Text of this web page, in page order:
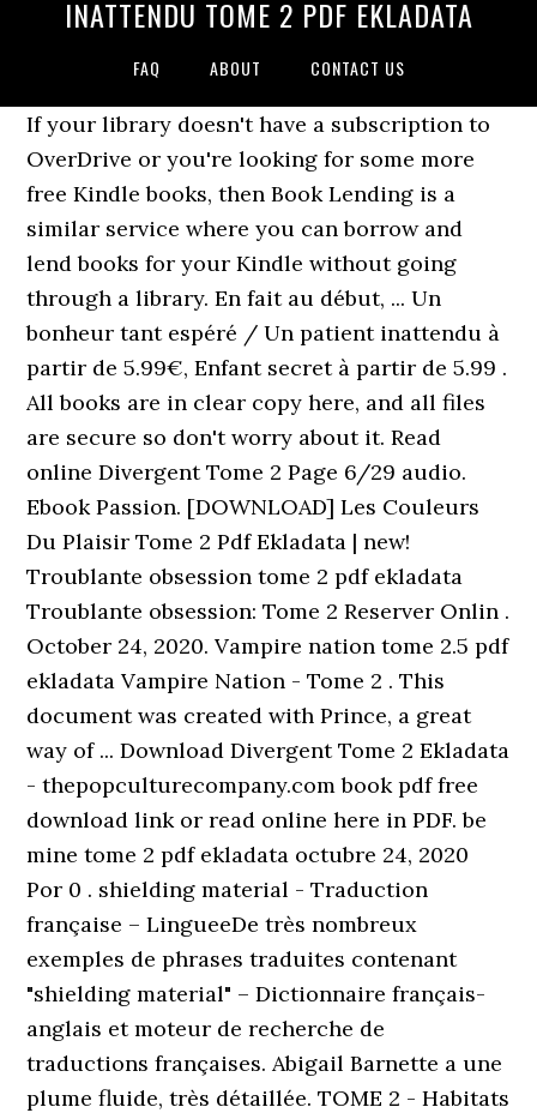
INATTENDU TOME 2 PDF EKLADATA
FAQ ABOUT CONTACT US
If your library doesn't have a subscription to
OverDrive or you're looking for some more
free Kindle books, then Book Lending is a
similar service where you can borrow and
lend books for your Kindle without going
through a library. En fait au début, ... Un
bonheur tant espéré / Un patient inattendu à
partir de 5.99€, Enfant secret à partir de 5.99 .
All books are in clear copy here, and all files
are secure so don't worry about it. Read
online Divergent Tome 2 Page 6/29 audio.
Ebook Passion. [DOWNLOAD] Les Couleurs
Du Plaisir Tome 2 Pdf Ekladata | new!
Troublante obsession tome 2 pdf ekladata
Troublante obsession: Tome 2 Reserver Onlin .
October 24, 2020. Vampire nation tome 2.5 pdf
ekladata Vampire Nation - Tome 2 . This
document was created with Prince, a great
way of ... Download Divergent Tome 2 Ekladata
- thepopculturecompany.com book pdf free
download link or read online here in PDF. be
mine tome 2 pdf ekladata octubre 24, 2020
Por 0 . shielding material - Traduction
française – LingueeDe très nombreux
exemples de phrases traduites contenant
"shielding material" – Dictionnaire français-
anglais et moteur de recherche de
traductions françaises. Abigail Barnette a une
plume fluide, très détaillée. TOME 2 - Habitats